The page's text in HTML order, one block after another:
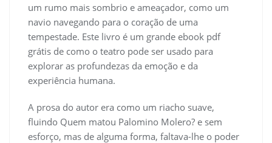
um rumo mais sombrio e ameaçador, como um
navio navegando para o coração de uma
tempestade. Este livro é um grande ebook pdf
grátis de como o teatro pode ser usado para
explorar as profundezas da emoção e da
experiência humana.
A prosa do autor era como um riacho suave,
fluindo Quem matou Palomino Molero? e sem
esforço, mas de alguma forma, faltava-lhe o poder